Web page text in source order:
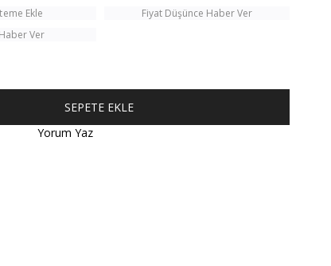
Ekle
Fiyat Düşünce Haber Ver
Ver
Yorum Yaz